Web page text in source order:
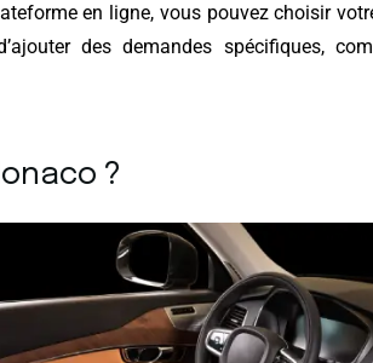
en ligne, vous pouvez choisir
des demandes spécifiques,
?